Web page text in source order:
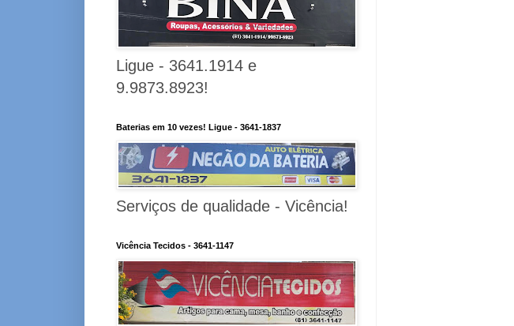
Ligue - 3641.1914 e
9.9873.8923!
Baterias em 10 vezes! Ligue - 3641-1837
Serviços de qualidade - Vicência!
Vicência Tecidos - 3641-1147